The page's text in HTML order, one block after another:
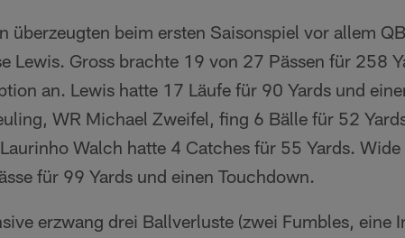
überzeugten beim ersten Saisonspiel vor allem
Lewis. Gross brachte 19 von 27 Pässen für 258
an. Lewis hatte 17 Läufe für 90 Yards und
WR Michael Zweifel, fing 6 Bälle für 52
Walch hatte 4 Catches für 55 Yards. Wide
für 99 Yards und einen Touchdown.
erzwang drei Ballverluste (zwei Fumbles, eine